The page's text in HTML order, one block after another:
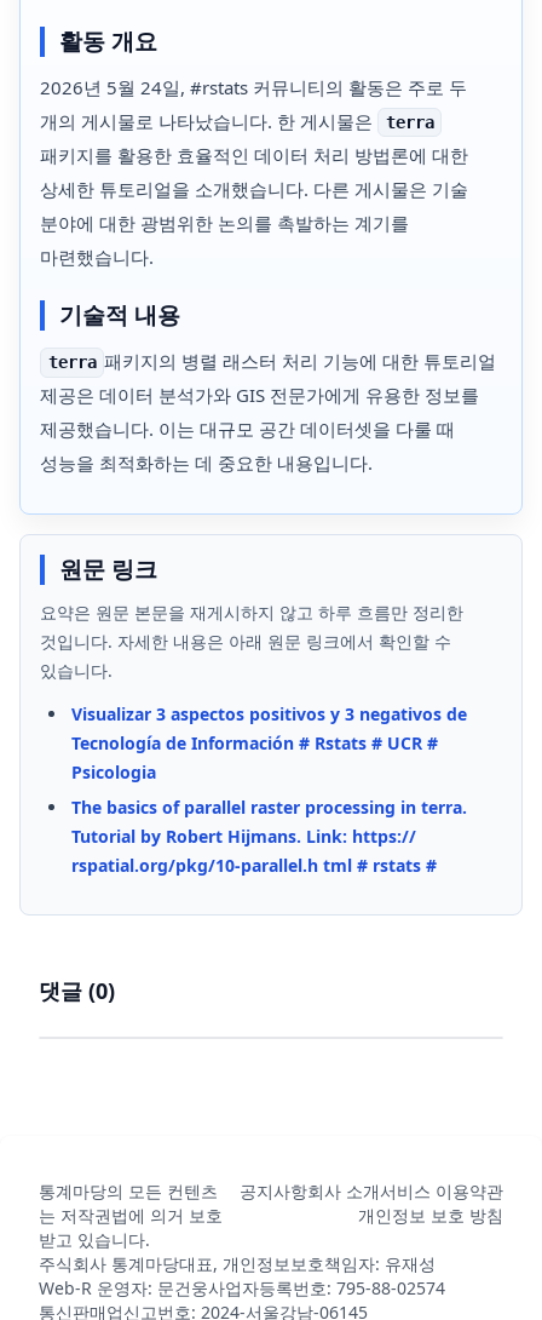
활동 개요
2026년 5월 24일, #rstats 커뮤니티의 활동은 주로 두
개의 게시물로 나타났습니다. 한 게시물은
terra
패키지를 활용한 효율적인 데이터 처리 방법론에 대한
상세한 튜토리얼을 소개했습니다. 다른 게시물은 기술
분야에 대한 광범위한 논의를 촉발하는 계기를
마련했습니다.
기술적 내용
terra 패키지의 병렬 래스터 처리 기능에 대한 튜토리얼
제공은 데이터 분석가와 GIS 전문가에게 유용한 정보를
제공했습니다. 이는 대규모 공간 데이터셋을 다룰 때
성능을 최적화하는 데 중요한 내용입니다.
원문 링크
요약은 원문 본문을 재게시하지 않고 하루 흐름만 정리한
것입니다. 자세한 내용은 아래 원문 링크에서 확인할 수
있습니다.
Visualizar 3 aspectos positivos y 3 negativos de
Tecnología de Información # Rstats # UCR #
Psicologia
The basics of parallel raster processing in terra.
Tutorial by Robert Hijmans. Link: https://
rspatial.org/pkg/10-parallel.h tml # rstats #
댓글 (0)
통계마당의 모든 컨텐츠
는 저작권법에 의거 보호
받고 있습니다.
공지사항회사 소개서비스 이용약관
개인정보 보호 방침
주식회사 통계마당대표, 개인정보보호책임자: 유재성
Web-R 운영자: 문건웅사업자등록번호: 795-88-02574
통신판매업신고번호: 2024-서울강남-06145